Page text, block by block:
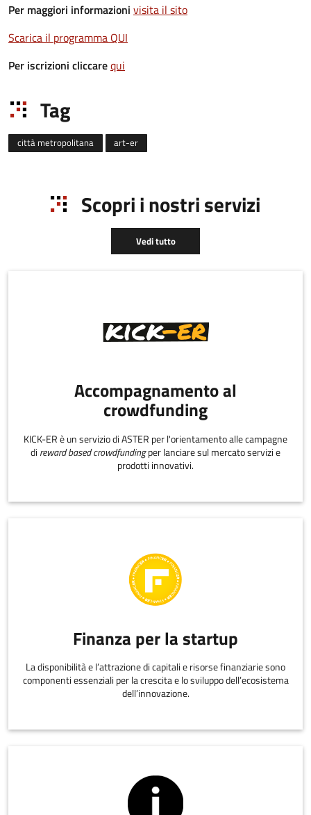
Per maggiori informazioni visita il sito
Scarica il programma QUI
Per iscrizioni cliccarequi
Tag
città metropolitana art-er
Scopri i nostri servizi
Vedi tutto
Accompagnamento al
crowdfunding
KICK-ER è un servizio di ASTER per l'orientamento alle campagne
di reward based crowdfundingper lanciare sul mercato servizi e
prodotti innovativi.
Finanza per la startup
La disponibilità e l’attrazione di capitali e risorse finanziarie sono
componenti essenziali per la crescita e lo sviluppo dell’ecosistema
dell’innovazione.